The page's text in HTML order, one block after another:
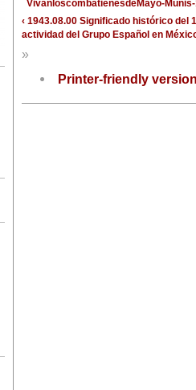
VivanloscombatienesdeMayo-
‹ 1943.08.00 Significado histórico del
actividad del Grupo Español en
»
Printer-friendly